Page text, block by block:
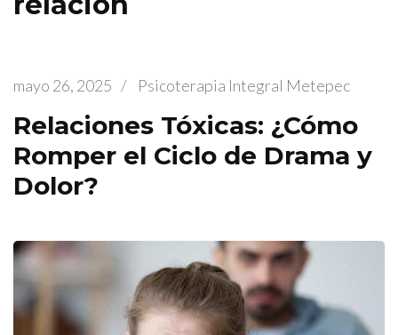
mayo 26, 2025 / Psicoterapia Integral Metepec
Relaciones Tóxicas: ¿Cómo
Romper el Ciclo de Drama y
Dolor?